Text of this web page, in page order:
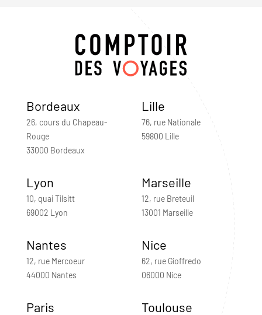
Bordeaux
26, cours du Chapeau-
Rouge
33000 Bordeaux
Lille
76, rue Nationale
59800 Lille
Lyon
10, quai Tilsitt
69002 Lyon
Marseille
12, rue Breteuil
13001 Marseille
Nantes
12, rue Mercoeur
44000 Nantes
Nice
62, rue Gioffredo
06000 Nice
Paris Toulouse